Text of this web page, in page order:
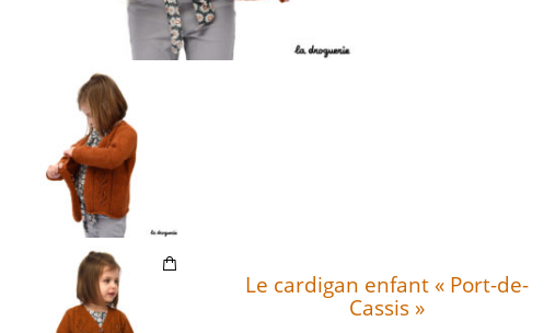
Le cardigan enfant « Port-de-
Cassis »